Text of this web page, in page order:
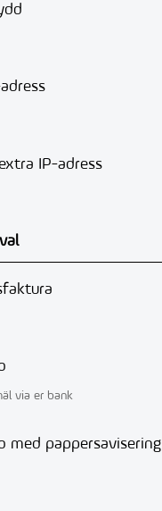
IP-adress
via er bank
med pappersavisering